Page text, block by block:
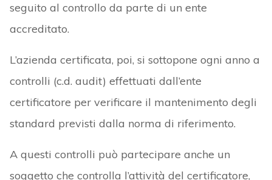
seguito al controllo da parte di un ente
accreditato.
L’azienda certificata, poi, si sottopone ogni anno a
controlli (c.d. audit) effettuati dall’ente
certificatore per verificare il mantenimento degli
standard previsti dalla norma di riferimento.
A questi controlli può partecipare anche un
soggetto che controlla l’attività del certificatore,